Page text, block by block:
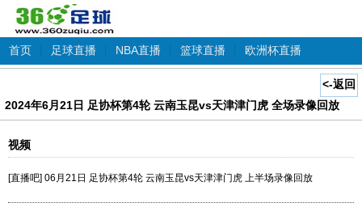
首页 足球直播 NBA直播 篮球直播 欧洲杯直播
<-返回
2024年6月21日 足协杯第4轮 云南玉昆vs天津津门虎 全场录像回放
视频
[直播吧] 06月21日 足协杯第4轮 云南玉昆vs天津津门虎 上半场录像回放